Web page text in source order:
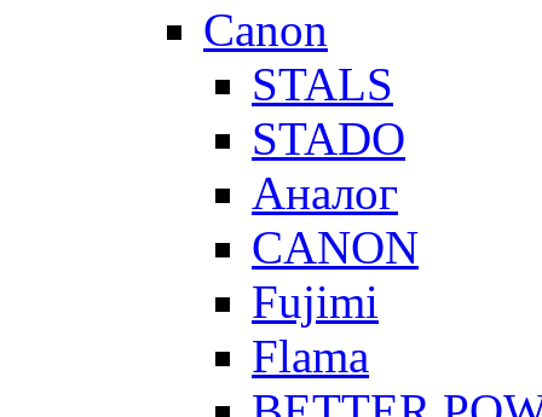
Canon
STALS
STADO
Аналог
CANON
Fujimi
Flama